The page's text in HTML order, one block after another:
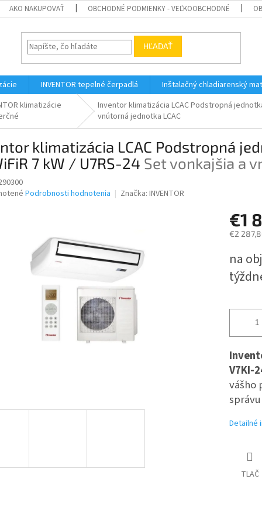
AKO NAKUPOVAŤ OBCHODNÉ PODMIENKY - VEĽKOOBCHODNÉ
HĽADAŤ
INVENTOR tepelné čerpadlá Inštalačný chladiarenský
klimatizácie
Inventor klimatizácia LCAC Podstropná
vnútorná jednotka LCAC
klimatizácia LCAC Podstropná
7 kW / U7RS-24 Set vonkajšia a
Podrobnosti hodnotenia Značka: INVENTOR
€1
€2
cena:
na
V7KI-
vášho
Detailné
TLAČ